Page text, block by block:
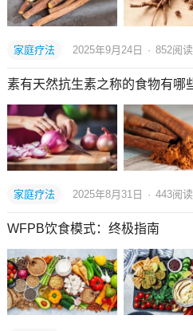
家庭疗法 2025年9月24日 · 852阅读
素有天然抗生素之称的食物有哪
家庭疗法 2025年8月31日 · 443阅读
WFPB饮食模式：终极指南